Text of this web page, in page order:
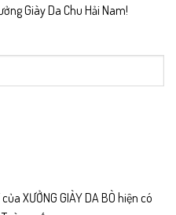
độ thoáng vượt trội, thấm hút
Giày Da Chu Hải Nam!
XƯỞNG GIÀY DA BÒ hiện có